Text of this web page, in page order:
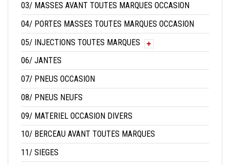
03/ MASSES AVANT TOUTES MARQUES OCCASION
04/ PORTES MASSES TOUTES MARQUES OCCASION
05/ INJECTIONS TOUTES MARQUES
06/ JANTES
07/ PNEUS OCCASION
08/ PNEUS NEUFS
09/ MATERIEL OCCASION DIVERS
10/ BERCEAU AVANT TOUTES MARQUES
11/ SIEGES